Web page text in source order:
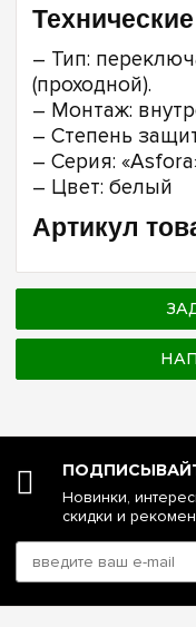
– Тип:
(проходной).
– Монтаж:
– Степень
– Серия:
– Цвет: белый
Артикул
Новинки,
скидки и